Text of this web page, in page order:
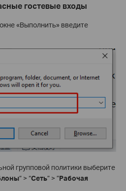
гостевые входы
«Выполнить» введите
групповой политики выберите
” > “Сеть” > ”Рабочая